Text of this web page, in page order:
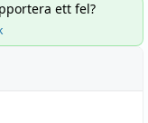
ett fel?